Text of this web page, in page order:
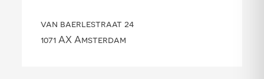
van baerlestraat 24
1071 AX Amsterdam